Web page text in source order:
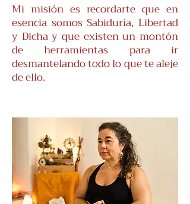
Mi misión es recordarte que en
esencia somos Sabiduría, Libertad
y Dicha y que existen un montón
de herramientas para ir
desmantelando todo lo que te aleje
de ello.